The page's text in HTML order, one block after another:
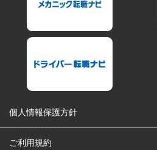
個人情報保護方針
ご利用規約